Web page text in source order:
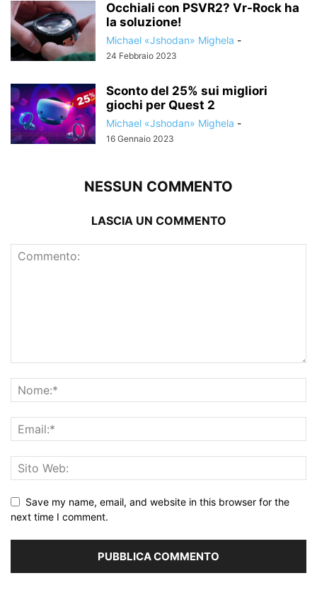
Occhiali con PSVR2? Vr-Rock ha
la soluzione!
Michael «Jshodan» Mighela -
24 Febbraio 2023
Sconto del 25% sui migliori
giochi per Quest 2
Michael «Jshodan» Mighela -
16 Gennaio 2023
NESSUN COMMENTO
LASCIA UN COMMENTO
Save my name, email, and website in this browser for the
next time I comment.